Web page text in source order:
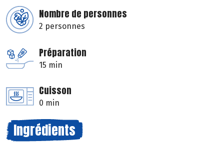
Nombre de personnes
2 personnes
Préparation
15 min
Cuisson
0 min
Ingrédients